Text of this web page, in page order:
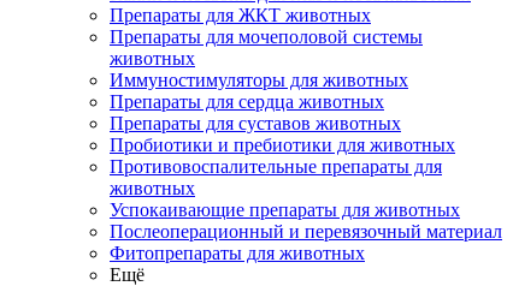
Препараты для ЖКТ животных
Препараты для мочеполовой системы
животных
Иммуностимуляторы для животных
Препараты для сердца животных
Препараты для суставов животных
Пробиотики и пребиотики для животных
Противовоспалительные препараты для
животных
Успокаивающие препараты для животных
Послеоперационный и перевязочный материал
Фитопрепараты для животных
Ещё